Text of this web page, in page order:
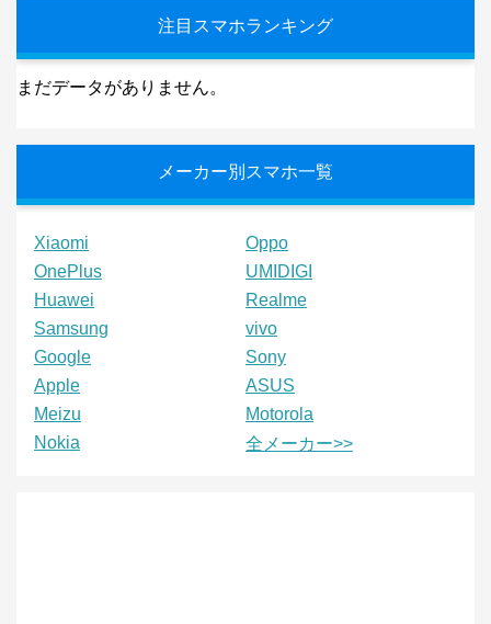
注目スマホランキング
まだデータがありません。
メーカー別スマホ一覧
Xiaomi
Oppo
OnePlus
UMIDIGI
Huawei
Realme
Samsung
vivo
Google
Sony
Apple
ASUS
Meizu
Motorola
Nokia
全メーカー>>